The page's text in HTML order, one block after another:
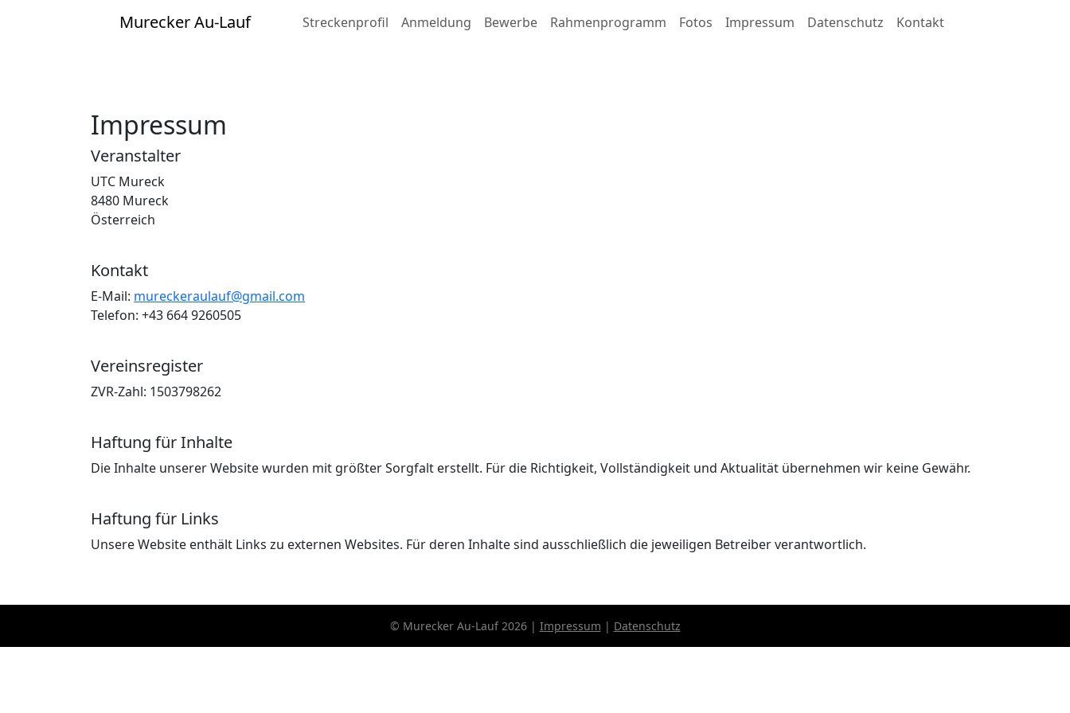
Murecker Au-Lauf Streckenprofil Anmeldung Bewerbe Rahmenprogramm Fotos Impressum Datenschutz Kontakt
Impressum
Veranstalter
UTC Mureck
8480 Mureck
Österreich
Kontakt
E-Mail: mureckeraulauf@gmail.com
Telefon: +43 664 9260505
Vereinsregister
ZVR-Zahl: 1503798262
Haftung für Inhalte
Die Inhalte unserer Website wurden mit größter Sorgfalt erstellt. Für die Richtigkeit, Vollständigkeit und Aktualität übernehmen wir keine Gewähr.
Haftung für Links
Unsere Website enthält Links zu externen Websites. Für deren Inhalte sind ausschließlich die jeweiligen Betreiber verantwortlich.
© Murecker Au-Lauf 2026 | Impressum | Datenschutz